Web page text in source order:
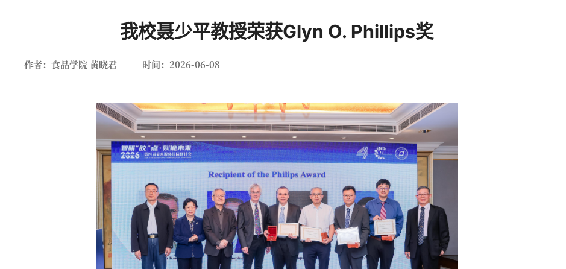
我校聂少平教授荣获Glyn O. Phillips奖
作者：食品学院 黄晓君 时间：2026-06-08